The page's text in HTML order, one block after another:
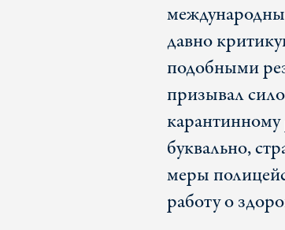
давно
подобными
призывал
буквально,
меры
работу о